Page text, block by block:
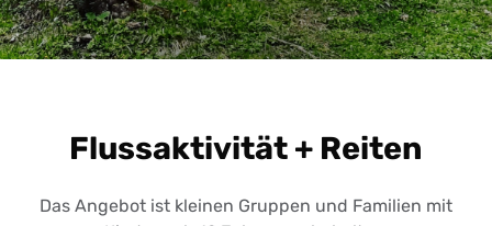
Flussaktivität + Reiten
Das Angebot ist kleinen Gruppen und Familien mit